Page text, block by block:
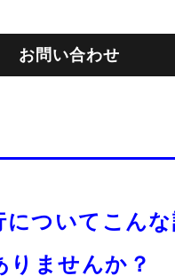
お問い合わせ
ついてこんな
りませんか？